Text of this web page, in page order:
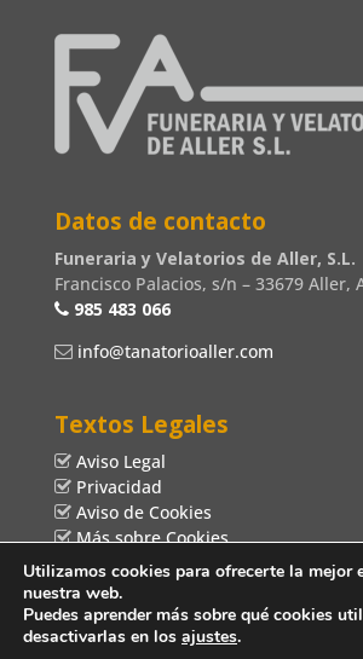
Datos de contacto
Funeraria y Velatorios de Aller, S.L.
Francisco Palacios, s/n – 33679 Aller,
985 483 066
info@tanatorioaller.com
Textos Legales
Aviso Legal
Privacidad
Aviso de Cookies
Más sobre Cookies
Utilizamos cookies para ofrecerte la mejor
nuestra web.
Puedes aprender más sobre qué cookies
desactivarlas en los ajustes.